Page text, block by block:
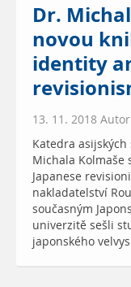
Dr.
novou
identity
13. 11. 2018
Katedra
Michala Kolmaše
Japanese
nakladatelství
současným
univerzitě sešli
japonského